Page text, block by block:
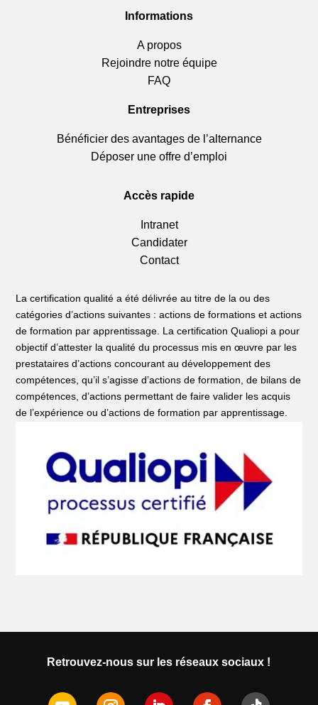
Informations
A propos
Rejoindre notre équipe
FAQ
Entreprises
Bénéficier des avantages de l’alternance
Déposer une offre d’emploi
Accès rapide
Intranet
Candidater
Contact
La certification qualité a été délivrée au titre de la ou des
catégories d’actions suivantes : actions de formations et actions
de formation par apprentissage. La certification Qualiopi a pour
objectif d’attester la qualité du processus mis en œuvre par les
prestataires d’actions concourant au développement des
compétences, qu’il s’agisse d’actions de formation, de bilans de
compétences, d’actions permettant de faire valider les acquis
de l’expérience ou d’actions de formation par apprentissage.
Retrouvez-nous sur les réseaux sociaux !